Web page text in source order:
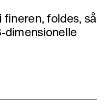
foldes, så
dimensionelle